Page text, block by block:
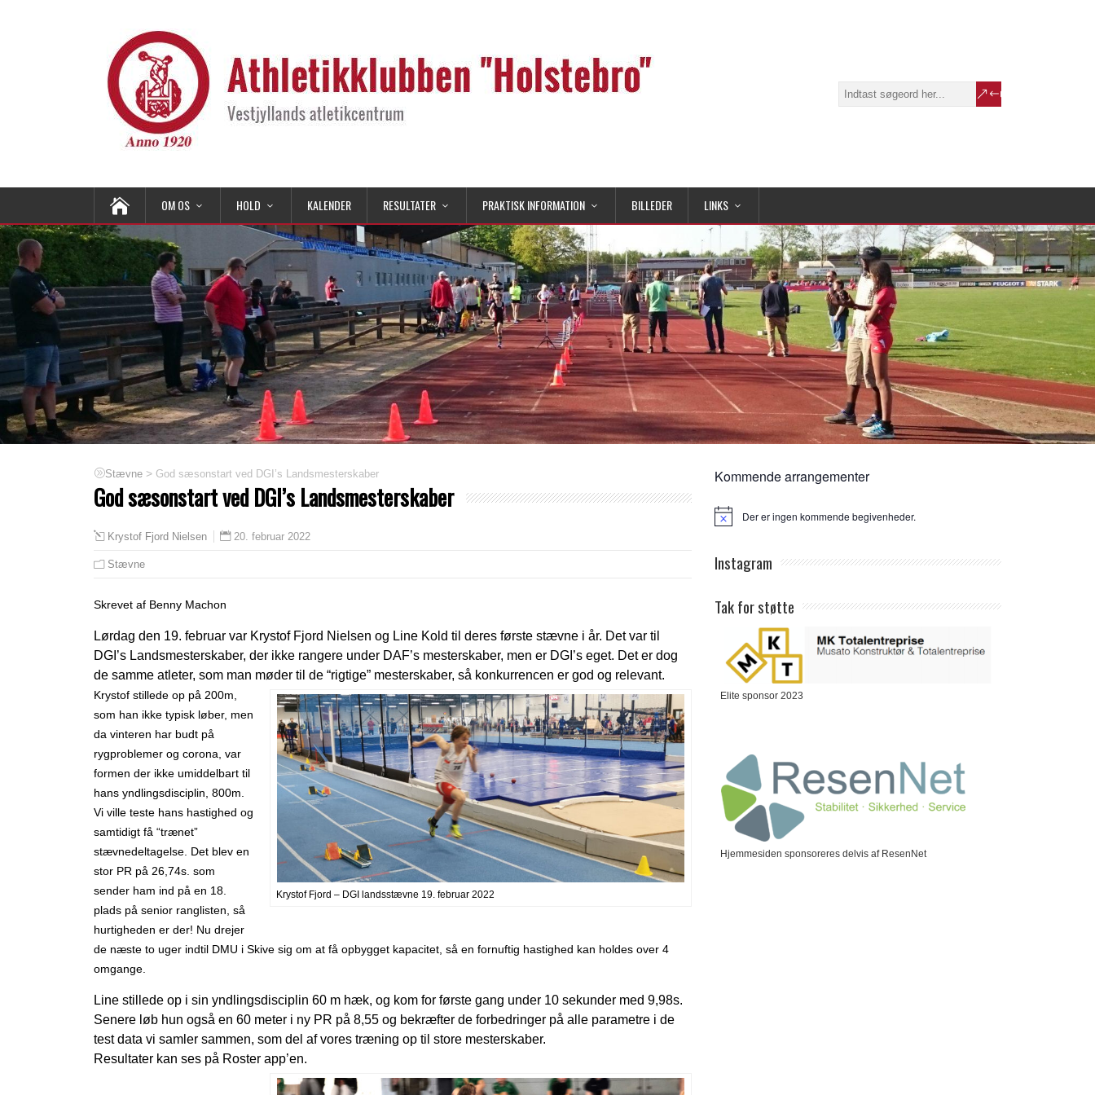
OM OS HOLD KALENDER RESULTATER PRAKTISK INFORMATION BILLEDER LINKS
Stævne > God sæsonstart ved DGI’s Landsmesterskaber
God sæsonstart ved DGI’s Landsmesterskaber
Krystof Fjord Nielsen 20. februar 2022
Stævne
Skrevet af Benny Machon
Lørdag den 19. februar var Krystof Fjord Nielsen og Line Kold til deres første stævne i år. Det var til
DGI’s Landsmesterskaber, der ikke rangere under DAF’s mesterskaber, men er DGI’s eget. Det er dog
de samme atleter, som man møder til de “rigtige” mesterskaber, så konkurrencen er god og relevant.
Krystof Fjord – DGI landsstævne 19. februar 2022
Krystof stillede op på 200m,
som han ikke typisk løber, men
da vinteren har budt på
rygproblemer og corona, var
formen der ikke umiddelbart til
hans yndlingsdisciplin, 800m.
Vi ville teste hans hastighed og
samtidigt få “trænet”
stævnedeltagelse. Det blev en
stor PR på 26,74s. som
sender ham ind på en 18.
plads på senior ranglisten, så
hurtigheden er der! Nu drejer
de næste to uger indtil DMU i Skive sig om at få opbygget kapacitet, så en fornuftig hastighed kan holdes over 4
omgange.
Line stillede op i sin yndlingsdisciplin 60 m hæk, og kom for første gang under 10 sekunder med 9,98s.
Senere løb hun også en 60 meter i ny PR på 8,55 og bekræfter de forbedringer på alle parametre i de
test data vi samler sammen, som del af vores træning op til store mesterskaber.
Resultater kan ses på Roster app’en.
Kommende arrangementer
Notice Der er ingen kommende begivenheder.
Instagram
Tak for støtte
Elite sponsor 2023
Hjemmesiden sponsoreres delvis af ResenNet